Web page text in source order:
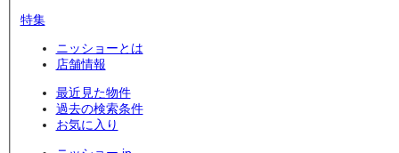
特集
ニッショーとは
店舗情報
最近見た物件
過去の検索条件
お気に入り